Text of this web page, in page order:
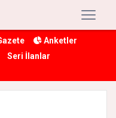
Anketler
Seri İlanlar